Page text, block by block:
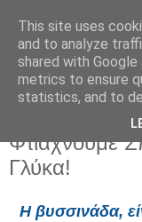
Πέμπτη 31 Ιουλίου
Φτιάχνουμε
Γλύκα!
Η βυσσινάδα,
This site uses
and to analyze
shared with
metrics to ensure
statistics, and to